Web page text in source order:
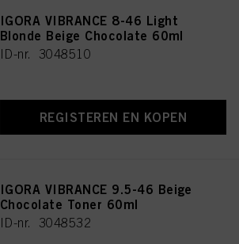
IGORA VIBRANCE 8-46 Light
Blonde Beige Chocolate 60ml
ID-nr. 3048510
REGISTEREN EN KOPEN
IGORA VIBRANCE 9.5-46 Beige
Chocolate Toner 60ml
ID-nr. 3048532